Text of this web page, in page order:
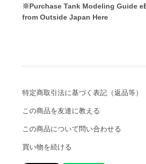
※Purchase Tank Modeling Guide
from Outside Japan Here
特定商取引法に基づく表記（返品等）
この商品を友達に教える
この商品について問い合わせる
買い物を続ける